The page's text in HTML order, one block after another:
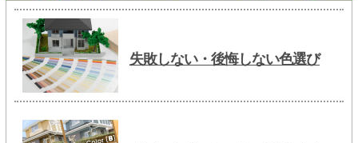
失敗しない・後悔しない色選び